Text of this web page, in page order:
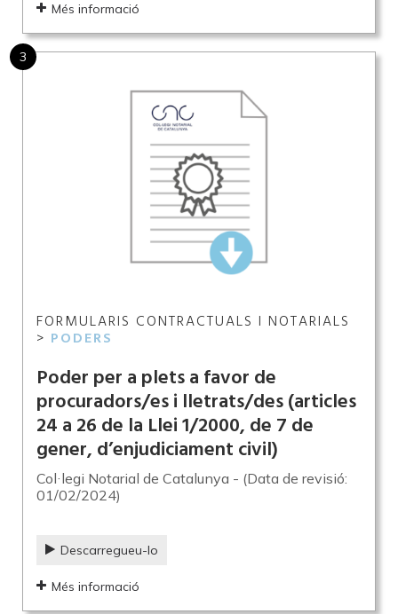
Més informació
3
FORMULARIS CONTRACTUALS I NOTARIALS
> PODERS
Poder per a plets a favor de
procuradors/es i lletrats/des (articles
24 a 26 de la Llei 1/2000, de 7 de
gener, d’enjudiciament civil)
Col·legi Notarial de Catalunya - (Data de revisió:
01/02/2024)
Descarregueu-lo
Més informació